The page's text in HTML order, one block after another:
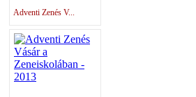
Adventi Zenés V...